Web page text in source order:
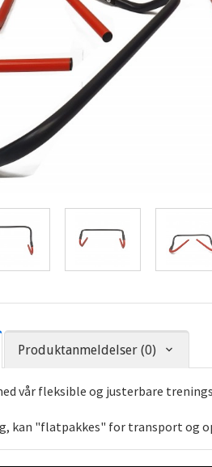
Produktanmeldelser (0)
vår fleksible og justerbare
kan "flatpakkes" for transport og